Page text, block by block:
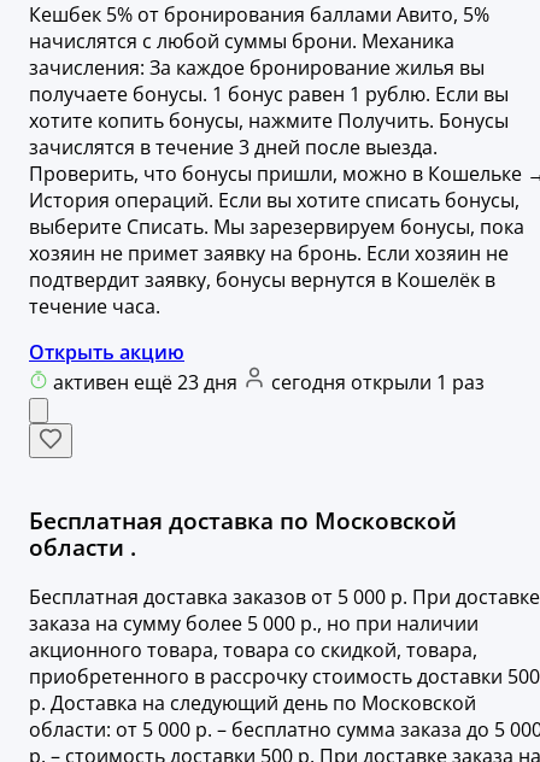
Кешбек 5% от бронирования баллами Авито, 5%
начислятся с любой суммы брони. Механика
зачисления: За каждое бронирование жилья вы
получаете бонусы. 1 бонус равен 1 рублю. Если вы
хотите копить бонусы, нажмите Получить. Бонусы
зачислятся в течение 3 дней после выезда.
Проверить, что бонусы пришли, можно в Кошельке
История операций. Если вы хотите списать бонусы,
выберите Списать. Мы зарезервируем бонусы, пока
хозяин не примет заявку на бронь. Если хозяин не
подтвердит заявку, бонусы вернутся в Кошелёк в
течение часа.
Открыть акцию
активен ещё 23 дня
сегодня открыли 1 раз
Бесплатная доставка по Московской
области .
Бесплатная доставка заказов от 5 000 р. При доставке
заказа на сумму более 5 000 р., но при наличии
акционного товара, товара со скидкой, товара,
приобретенного в рассрочку стоимость доставки 500
р. Доставка на следующий день по Московской
области: от 5 000 р. – бесплатно сумма заказа до 5
р. – стоимость доставки 500 р. При доставке заказа на